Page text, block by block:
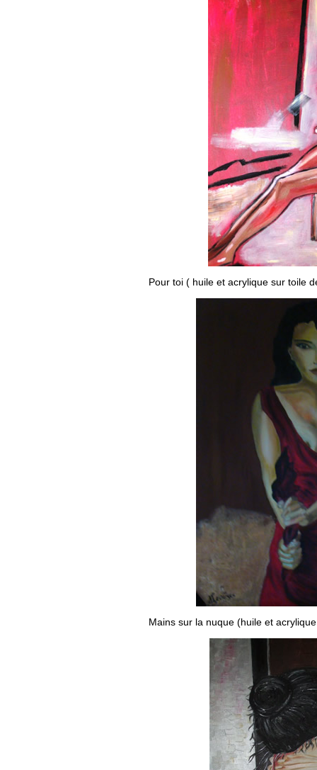
Pour toi ( huile et acrylique sur toile
Mains sur la nuque (huile et